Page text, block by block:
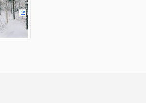
(Ulkoinen linkki)